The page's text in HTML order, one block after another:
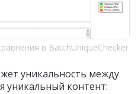
в BatchUniqueChecker
уникальность между
уникальный контент: